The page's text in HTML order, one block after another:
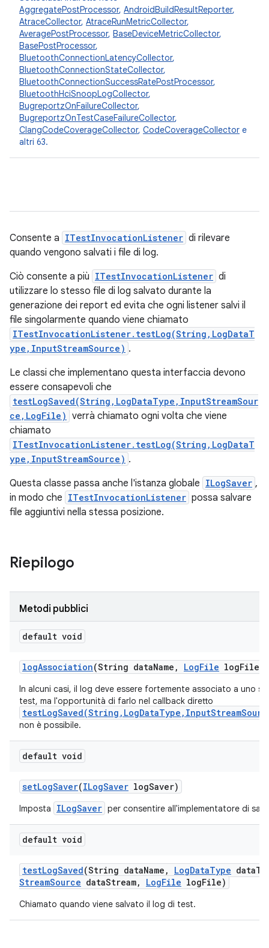
AggregatePostProcessor, AndroidBuildResultReporter,
AtraceCollector, AtraceRunMetricCollector,
AveragePostProcessor, BaseDeviceMetricCollector,
BasePostProcessor,
BluetoothConnectionLatencyCollector,
BluetoothConnectionStateCollector,
BluetoothConnectionSuccessRatePostProcessor,
BluetoothHciSnoopLogCollector,
BugreportzOnFailureCollector,
BugreportzOnTestCaseFailureCollector,
ClangCodeCoverageCollector, CodeCoverageCollector e
altri 63.
Consente a ITestInvocationListener di rilevare
quando vengono salvati i file di log.
Ciò consente a più ITestInvocationListener di
utilizzare lo stesso file di log salvato durante la
generazione dei report ed evita che ogni listener salvi il
file singolarmente quando viene chiamato
ITestInvocationListener.testLog(String,LogDataT
ype,InputStreamSource) .
Le classi che implementano questa interfaccia devono
essere consapevoli che
testLogSaved(String,LogDataType,InputStreamSour
ce,LogFile) verrà chiamato ogni volta che viene
chiamato
ITestInvocationListener.testLog(String,LogDataT
ype,InputStreamSource) .
Questa classe passa anche l'istanza globale ILogSaver ,
in modo che ITestInvocationListener possa salvare
file aggiuntivi nella stessa posizione.
Riepilogo
Metodi pubblici
default void
logAssociation(String dataName , LogFile logFile)
In alcuni casi, il log deve essere fortemente associato a uno
test, ma l'opportunità di farlo nel callback diretto
non è possibile.
default void
setLogSaver(ILogSaver logSaver)
Imposta ILogSaver per consentire all'implementatore di
default void
testLogSaved(String dataName , LogDataType data
StreamSource dataStream, LogFile logFile)
Chiamato quando viene salvato il log di test.